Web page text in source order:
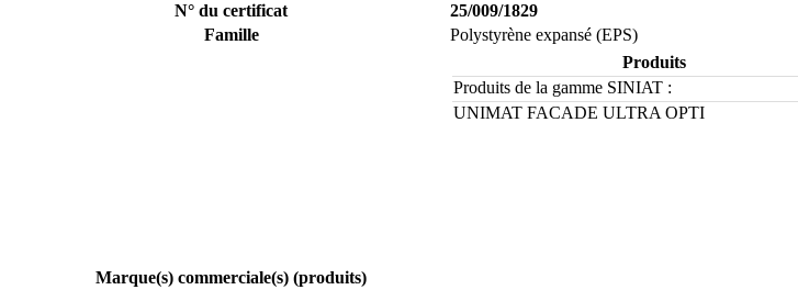
N° du certificat
25/009/1829
Famille
Polystyrène expansé (EPS)
Marque(s) commerciale(s) (produits)
Produits
Produits de la gamme SINIAT :
UNIMAT FACADE ULTRA OPTI